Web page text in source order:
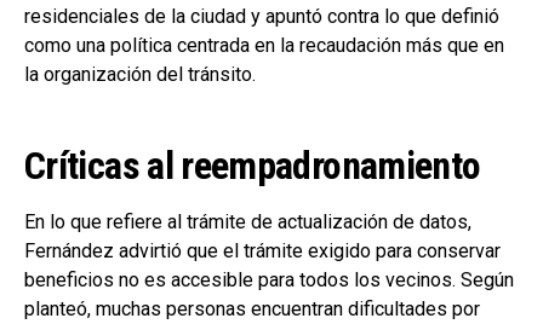
residenciales de la ciudad y apuntó contra lo que definió
como una política centrada en la recaudación más que en
la organización del tránsito.
Críticas al reempadronamiento
En lo que refiere al trámite de actualización de datos,
Fernández advirtió que el trámite exigido para conservar
beneficios no es accesible para todos los vecinos. Según
planteó, muchas personas encuentran dificultades por